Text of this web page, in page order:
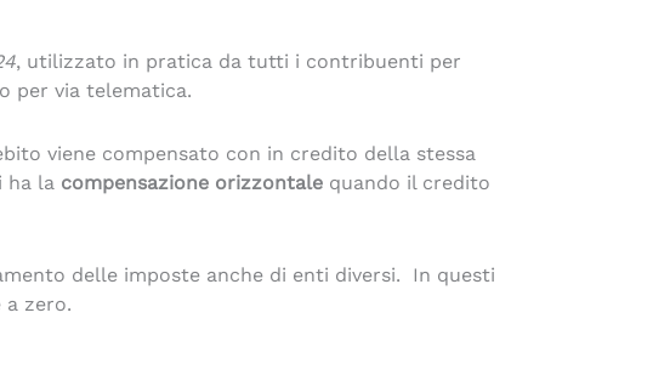
, utilizzato in pratica da tutti i contribuenti per
per via telematica.
viene compensato con in credito della stessa
ha la compensazione orizzontale quando il credito
delle imposte anche di enti diversi. In questi
a zero.